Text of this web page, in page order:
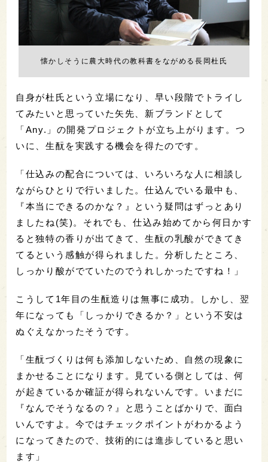
懐かしそうに農大時代の教科書をながめる長岡杜氏
自身が杜氏という立場になり、早い段階でトライし
てみたいと思っていた矢先、新ブランドとして
「Any.」の開発プロジェクトが立ち上がります。つ
いに、生酛を実践する機会を得たのです。
「仕込みの配合については、いろいろな人に相談し
ながらひとりで行いました。仕込んでいる最中も、
『本当にできるのかな？』という疑問はずっとあり
ましたね(笑)。それでも、仕込み始めてから何日かす
ると独特の香りが出てきて、生酛の乳酸ができてき
てるという感触が得られました。分析したところ、
しっかり酸がでていたのでうれしかったですね！」
こうして1年目の生酛造りは無事に成功。しかし、翌
年になっても「しっかりできるか？」という不安は
ぬぐえなかったそうです。
「生酛づくりは何も添加しないため、自然の現象に
まかせることになります。見ている側としては、何
が起きているか確証が得られないんです。いまだに
『なんでそうなるの？』と思うことばかりで、面白
いんですよ。今ではチェックポイントがわかるよう
になってきたので、技術的には進歩していると思い
ます」